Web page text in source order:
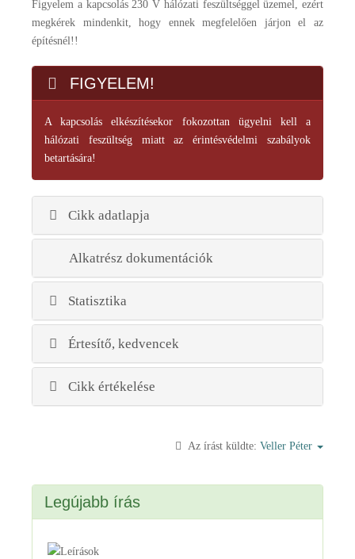
Figyelem a kapcsolás 230 V hálózati feszültséggel üzemel, ezért
megkérek mindenkit, hogy ennek megfelelően járjon el az
építésnél!!
FIGYELEM!
A kapcsolás elkészítésekor fokozottan ügyelni kell a
hálózati feszültség miatt az érintésvédelmi szabályok
betartására!
Cikk adatlapja
Alkatrész dokumentációk
Statisztika
Értesítő, kedvencek
Cikk értékelése
Az írást küldte: Veller Péter
Legújabb írás